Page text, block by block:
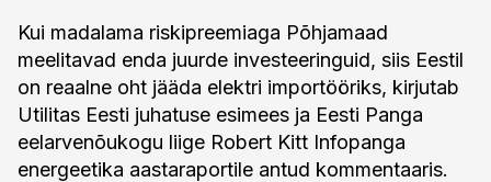
Kui madalama riskipreemiaga Põhjamaad
meelitavad enda juurde investeeringuid, siis Eestil
on reaalne oht jääda elektri importööriks, kirjutab
Utilitas Eesti juhatuse esimees ja Eesti Panga
eelarvenõukogu liige Robert Kitt Infopanga
energeetika aastaraportile antud kommentaaris.